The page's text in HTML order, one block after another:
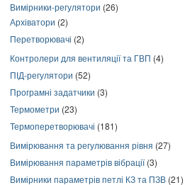
Вимірники-регулятори (26)
Архіватори (2)
Перетворювачі (2)
Контролери для вентиляції та ГВП (4)
ПІД-регулятори (52)
Програмні задатчики (3)
Термометри (23)
Термоперетворювачі (181)
Вимірювання та регулювання рівня (27)
Вимірювання параметрів вібрації(3)
Вимірники параметрів петлі КЗ та ПЗВ (21)